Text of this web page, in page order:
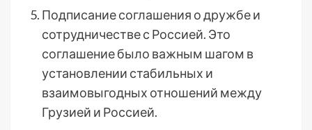
Подписание соглашения о дружбе и
сотрудничестве с Россией. Это
соглашение было важным шагом в
установлении стабильных и
взаимовыгодных отношений между
Грузией и Россией.